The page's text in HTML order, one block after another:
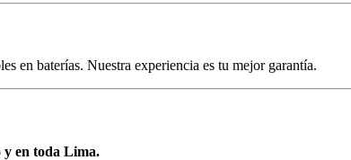
en baterías. Nuestra experiencia es tu mejor garantía.
en toda Lima.